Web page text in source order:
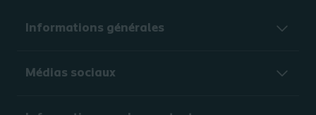
Informations générales​
Médias sociaux